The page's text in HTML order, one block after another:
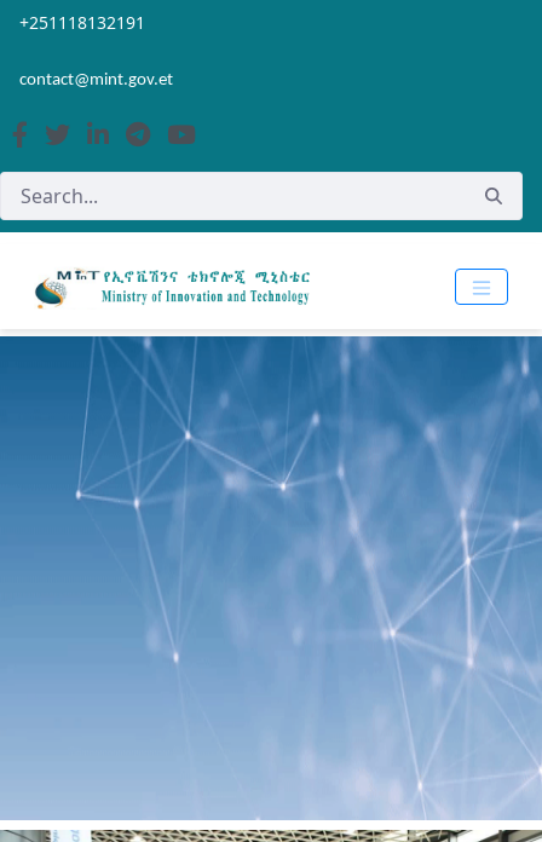
Skip to Main Content
Open Accessibility Menu
+251118132191
contact@mint.gov.et